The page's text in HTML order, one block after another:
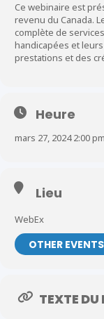
Ce webinaire est
revenu du Canada.
complète de
handicapées et
prestations et des
Heure
mars 27, 2024 2:00
Lieu
WebEx
OTHER EVENTS
TEXTE